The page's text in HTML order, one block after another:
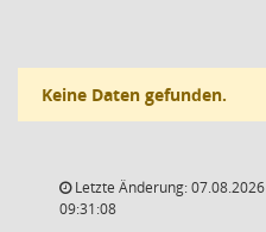
Keine Daten gefunden.
Letzte Änderung: 07.08.2026
09:31:08